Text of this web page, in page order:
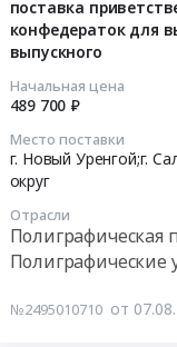
10уп.,
поставка
конфедераток для
выпускного
Начальная цена
489 700 ₽
Место поставки
г. Новый Уренгой;г.
округ
Отрасли
Полиграфическая
Полиграфические
№2495010710 от